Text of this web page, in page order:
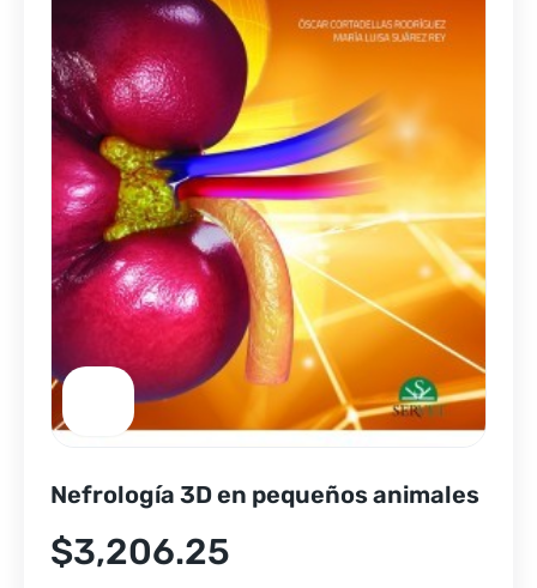
Nefrología 3D en pequeños animales
$3,206.25